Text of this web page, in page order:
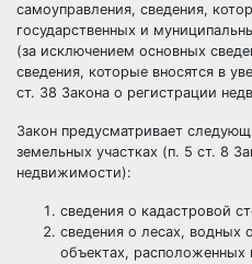
самоуправления, сведения,
государственных и
(за исключением основных
сведения, которые вносятся в
ст. 38 Закона о регистрации
Закон предусматривает
земельных участках (п. 5 ст. 8
недвижимости):
сведения о кадастровой
сведения о лесах, водных
объектах, расположенных